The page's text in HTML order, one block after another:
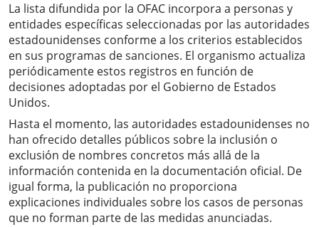
La lista difundida por la OFAC incorpora a personas y
entidades específicas seleccionadas por las autoridades
estadounidenses conforme a los criterios establecidos
en sus programas de sanciones. El organismo actualiza
periódicamente estos registros en función de
decisiones adoptadas por el Gobierno de Estados
Unidos.
Hasta el momento, las autoridades estadounidenses no
han ofrecido detalles públicos sobre la inclusión o
exclusión de nombres concretos más allá de la
información contenida en la documentación oficial. De
igual forma, la publicación no proporciona
explicaciones individuales sobre los casos de personas
que no forman parte de las medidas anunciadas.